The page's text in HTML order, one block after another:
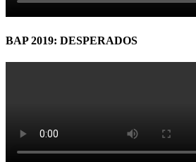
BAP 2019: DESPERADOS